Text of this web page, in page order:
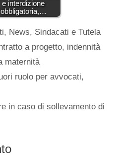
e interdizione
obbligatoria,…
, News, Sindacati e Tutela
a progetto, indennità
maternità
ruolo per avvocati,
in caso di sollevamento di